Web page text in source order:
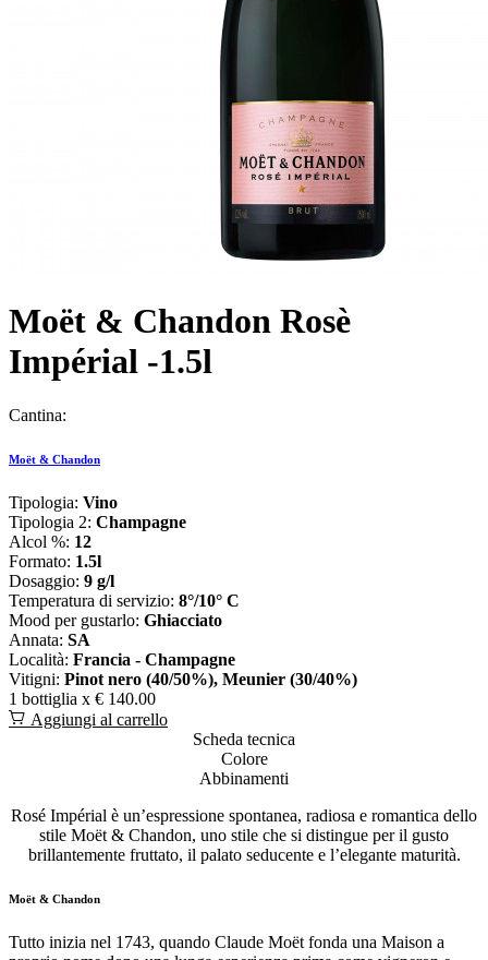
Moët & Chandon Rosè
Impérial -1.5l
Cantina:
Moët & Chandon
Tipologia: Vino
Tipologia 2: Champagne
Alcol %: 12
Formato: 1.5l
Dosaggio: 9 g/l
Temperatura di servizio: 8°/10° C
Mood per gustarlo: Ghiacciato
Annata: SA
Località: Francia - Champagne
Vitigni: Pinot nero (40/50%), Meunier (30/40%)
1 bottiglia x € 140.00
Aggiungi al carrello
Scheda tecnica
Colore
Abbinamenti
Rosé Impérial è un’espressione spontanea, radiosa e romantica dello
stile Moët & Chandon, uno stile che si distingue per il gusto
brillantemente fruttato, il palato seducente e l’elegante maturità.
Moët & Chandon
Tutto inizia nel 1743, quando Claude Moët fonda una Maison a